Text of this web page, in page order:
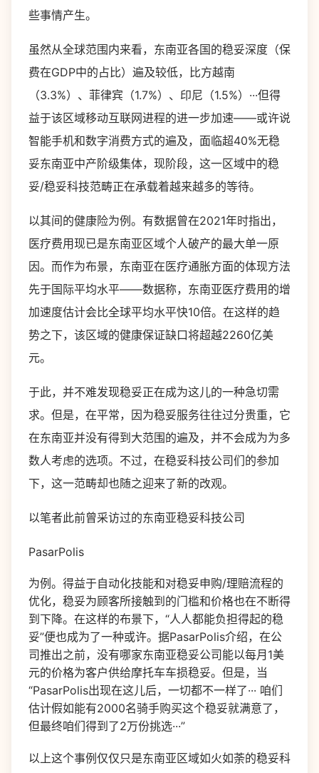
些事情产生。
虽然从全球范围内来看，东南亚各国的稳妥深度（保
费在GDP中的占比）遍及较低，比方越南
（3.3%）、菲律宾（1.7%）、印尼（1.5%）···但得
益于该区域移动互联网进程的进一步加速——或许说
智能手机和数字消费方式的遍及，面临超40%无稳
妥东南亚中产阶级集体，现阶段，这一区域中的稳
妥/稳妥科技范畴正在承载着越来越多的等待。
以其间的健康险为例。有数据曾在2021年时指出，
医疗费用现已是东南亚区域个人破产的最大单一原
因。而作为布景，东南亚在医疗通胀方面的体现方法
先于国际平均水平——数据称，东南亚医疗费用的增
加速度估计会比全球平均水平快10倍。在这样的趋
势之下，该区域的健康保证缺口将超越2260亿美
元。
于此，并不难发现稳妥正在成为这儿的一种急切需
求。但是，在平常，因为稳妥服务往往过分贵重，它
在东南亚并没有得到大范围的遍及，并不会成为为多
数人考虑的选项。不过，在稳妥科技公司们的参加
下，这一范畴却也随之迎来了新的改观。
以笔者此前曾采访过的东南亚稳妥科技公司
PasarPolis
为例。得益于自动化技能和对稳妥申购/理赔流程的
优化，稳妥为顾客所接触到的门槛和价格也在不断得
到下降。在这样的布景下，“人人都能负担得起的稳
妥”便也成为了一种或许。据PasarPolis介绍，在公
司推出之前，没有哪家东南亚稳妥公司能以每月1美
元的价格为客户供给摩托车车损稳妥。但是，当
“PasarPolis出现在这儿后，一切都不一样了··· 咱们
估计假如能有2000名骑手购买这个稳妥就满意了，
但最终咱们得到了2万份挑选···”
以上这个事例仅仅只是东南亚区域如火如荼的稳妥科